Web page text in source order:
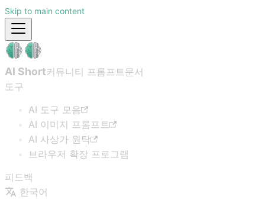
Skip to main content
AI Short커뮤니티 프롬프트문서
도구
AI 도구 모음
AI 이미지 프롬프트
AI 사상가 원탁
브라우저 확장 프로그램
피드백
한국어